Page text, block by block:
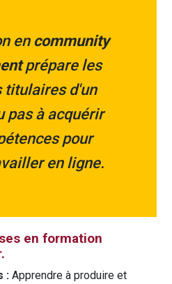
en community
prépare les
titulaires d'un
pas à acquérir
pour
en ligne.
en formation
: Apprendre à produire et